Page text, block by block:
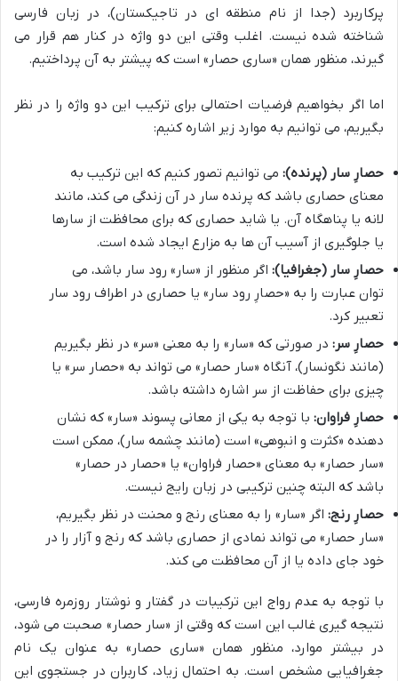
پرکاربرد (جدا از نام منطقه ای در تاجیکستان)، در زبان فارسی
شناخته شده نیست. اغلب وقتی این دو واژه در کنار هم قرار می
گیرند، منظور همان «ساری حصار» است که پیشتر به آن پرداختیم.
اما اگر بخواهیم فرضیات احتمالی برای ترکیب این دو واژه را در نظر
بگیریم، می توانیم به موارد زیر اشاره کنیم:
حصارِ سار (پرنده): می توانیم تصور کنیم که این ترکیب به
معنای حصاری باشد که پرنده سار در آن زندگی می کند، مانند
لانه یا پناهگاه آن. یا شاید حصاری که برای محافظت از سارها
یا جلوگیری از آسیب آن ها به مزارع ایجاد شده است.
حصارِ سار (جغرافیا): اگر منظور از «سار» رود سار باشد، می
توان عبارت را به «حصارِ رود سار» یا حصاری در اطراف رود سار
تعبیر کرد.
حصارِ سر: در صورتی که «سار» را به معنی «سر» در نظر بگیریم
(مانند نگونسار)، آنگاه «سار حصار» می تواند به «حصار سر» یا
چیزی برای حفاظت از سر اشاره داشته باشد.
حصارِ فراوان: با توجه به یکی از معانی پسوند «سار» که نشان
دهنده «کثرت و انبوهی» است (مانند چشمه سار)، ممکن است
«سار حصار» به معنای «حصار فراوان» یا «حصار در حصار»
باشد که البته چنین ترکیبی در زبان رایج نیست.
حصارِ رنج: اگر «سار» را به معنای رنج و محنت در نظر بگیریم،
«سار حصار» می تواند نمادی از حصاری باشد که رنج و آزار را در
خود جای داده یا از آن محافظت می کند.
با توجه به عدم رواج این ترکیبات در گفتار و نوشتار روزمره فارسی،
نتیجه گیری غالب این است که وقتی از «سار حصار» صحبت می شود،
در بیشتر موارد، منظور همان «ساری حصار» به عنوان یک نام
جغرافیایی مشخص است. به احتمال زیاد، کاربران در جستجوی این